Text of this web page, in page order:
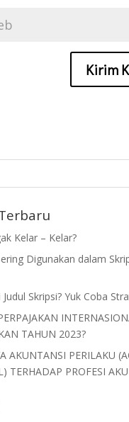
Kelar – Kelar?
Digunakan dalam
Skripsi? Yuk Coba
TAHUN 2023?
AKUNTANSI PERILAKU
TERHADAP PROFESI